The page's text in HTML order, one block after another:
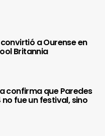
convirtió a Ourense en
Britannia
confirma que Paredes
fue un festival, sino